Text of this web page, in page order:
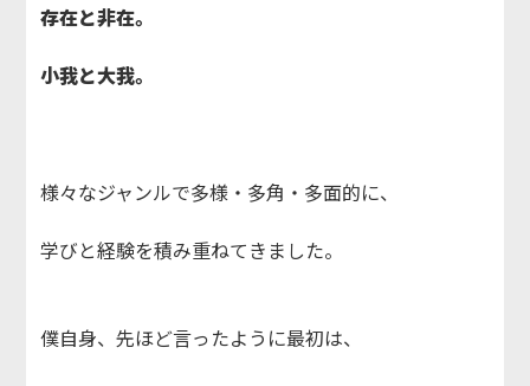
存在と非在。
小我と大我。
様々なジャンルで多様・多角・多面的に、
学びと経験を積み重ねてきました。
僕自身、先ほど言ったように最初は、